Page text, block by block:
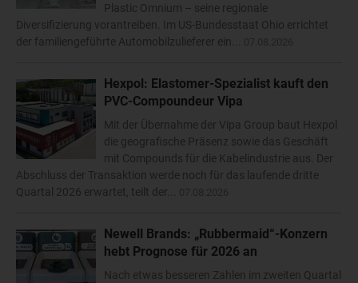
Plastic Omnium – seine regionale
Diversifizierung vorantreiben. Im US-Bundesstaat Ohio errichtet
der familiengeführte Automobilzulieferer ein...
Hexpol: Elastomer-Spezialist kauft den
PVC-Compoundeur Vipa
Mit der Übernahme der Vipa Group baut Hexpol
die geografische Präsenz sowie das Geschäft
mit Compounds für die Kabelindustrie aus. Der
Abschluss der Transaktion werde noch für das laufende dritte
Quartal 2026 erwartet, teilt der...
Newell Brands: „Rubbermaid“-Konzern
hebt Prognose für 2026 an
Nach etwas besseren Zahlen im zweiten Quartal